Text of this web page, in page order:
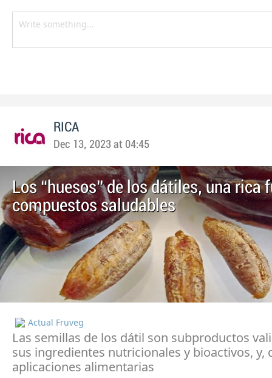
RICA
Dec 13, 2023 at 04:45
Los “huesos” de los dátiles, una rica
compuestos saludables
Actual Fruveg
Las semillas de los dátil son subproductos
sus ingredientes nutricionales y bioactivos, y,
aplicaciones alimentarias